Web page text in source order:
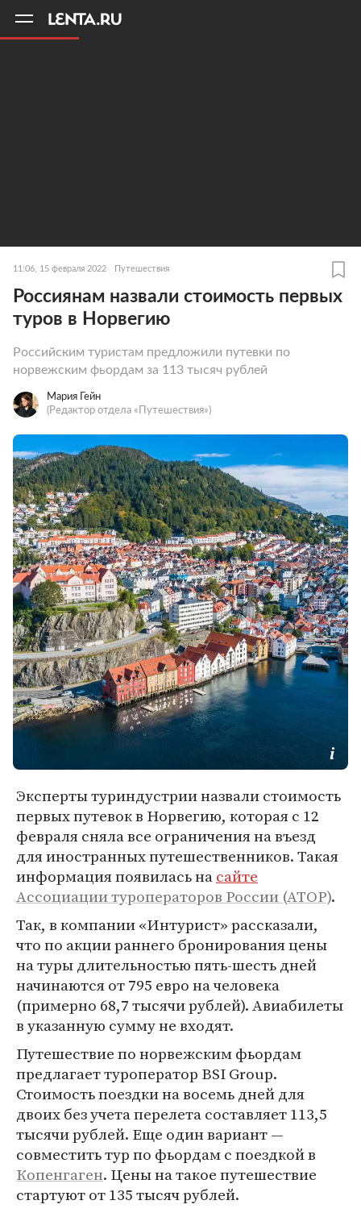
11:06, 15 февраля 2022 Путешествия
Россиянам назвали стоимость первых
туров в Норвегию
Российским туристам предложили путевки по
норвежским фьордам за 113 тысяч рублей
Мария Гейн
(Редактор отдела «Путешествия»)
Эксперты туриндустрии назвали стоимость
первых путевок в Норвегию, которая с 12
февраля сняла все ограничения на въезд
для иностранных путешественников. Такая
информация появилась насайте
Ассоциации туроператоров России (АТОР).
Так, в компании «Интурист» рассказали,
что по акции раннего бронирования цены
на туры длительностью пять-шесть дней
начинаются от 795 евро на человека
(примерно 68,7 тысячи рублей). Авиабилеты
в указанную сумму не входят.
Путешествие по норвежским фьордам
предлагает туроператор BSI Group.
Стоимость поездки на восемь дней для
двоих без учета перелета составляет 113,5
тысячи рублей. Еще один вариант —
совместить тур по фьордам с поездкой в
Копенгаген. Цены на такое путешествие
стартуют от 135 тысяч рублей.